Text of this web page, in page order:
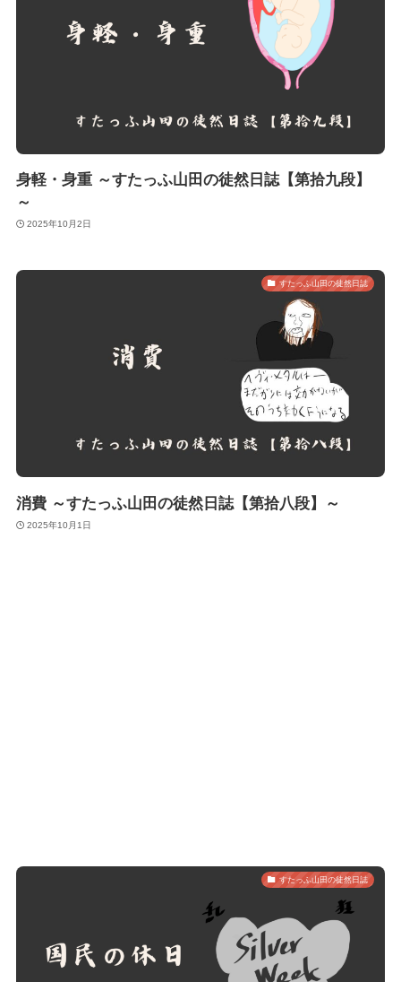
身軽・身重 ～すたっふ山田の徒然日誌【第拾九段】
～
2025年10月2日
すたっふ山田の徒然日誌
消費 ～すたっふ山田の徒然日誌【第拾八段】～
2025年10月1日
すたっふ山田の徒然日誌